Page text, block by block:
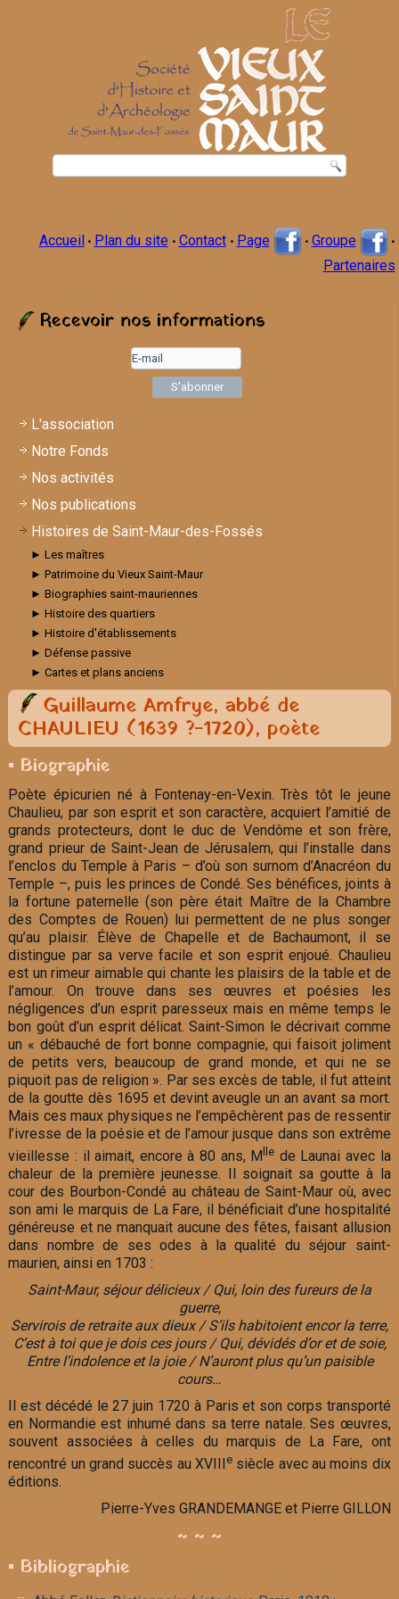
Accueil • Plan du site • Contact • Page • Groupe •
Partenaires
Recevoir nos informations
L'association
Notre Fonds
Nos activités
Nos publications
Histoires de Saint-Maur-des-Fossés
► Les maîtres
► Patrimoine du Vieux Saint-Maur
► Biographies saint-mauriennes
► Histoire des quartiers
► Histoire d'établissements
► Défense passive
► Cartes et plans anciens
Guillaume Amfrye, abbé de
CHAULIEU (1639 ?-1720), poète
▪ Biographie
Poète épicurien né à Fontenay-en-Vexin. Très tôt le jeune
Chaulieu, par son esprit et son caractère, acquiert l’amitié de
grands protecteurs, dont le duc de Vendôme et son frère,
grand prieur de Saint-Jean de Jérusalem, qui l’installe dans
l’enclos du Temple à Paris – d’où son surnom d’Anacréon du
Temple –, puis les princes de Condé. Ses bénéfices, joints à
la fortune paternelle (son père était Maître de la Chambre
des Comptes de Rouen) lui permettent de ne plus songer
qu’au plaisir. Élève de Chapelle et de Bachaumont, il se
distingue par sa verve facile et son esprit enjoué. Chaulieu
est un rimeur aimable qui chante les plaisirs de la table et de
l’amour. On trouve dans ses œuvres et poésies les
négligences d’un esprit paresseux mais en même temps le
bon goût d’un esprit délicat. Saint-Simon le décrivait comme
un « débauché de fort bonne compagnie, qui faisoit joliment
de petits vers, beaucoup de grand monde, et qui ne se
piquoit pas de religion ». Par ses excès de table, il fut atteint
de la goutte dès 1695 et devint aveugle un an avant sa mort.
Mais ces maux physiques ne l’empêchèrent pas de ressentir
l’ivresse de la poésie et de l’amour jusque dans son extrême
vieillesse : il aimait, encore à 80 ans, Mlle de Launai avec la
chaleur de la première jeunesse. Il soignait sa goutte à la
cour des Bourbon-Condé au château de Saint-Maur où, avec
son ami le marquis de La Fare, il bénéficiait d’une hospitalité
généreuse et ne manquait aucune des fêtes, faisant allusion
dans nombre de ses odes à la qualité du séjour saint-
maurien, ainsi en 1703 :
Saint-Maur, séjour délicieux / Qui, loin des fureurs de la
guerre,
Servirois de retraite aux dieux / S’ils habitoient encor la terre,
C’est à toi que je dois ces jours / Qui, dévidés d’or et de soie,
Entre l’indolence et la joie / N’auront plus qu’un paisible
cours…
Il est décédé le 27 juin 1720 à Paris et son corps transporté
en Normandie est inhumé dans sa terre natale. Ses œuvres,
souvent associées à celles du marquis de La Fare, ont
rencontré un grand succès au XVIII
e siècle avec au moins dix
éditions.
Pierre-Yves GRANDEMANGE et Pierre GILLON
~ ~ ~
▪ Bibliographie